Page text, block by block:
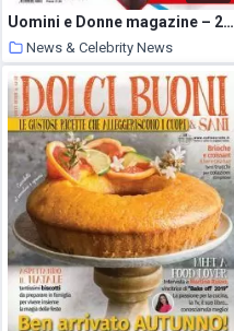
Uomini e Donne magazine – 20 novembre 2020
News & Celebrity News
16 December 2020